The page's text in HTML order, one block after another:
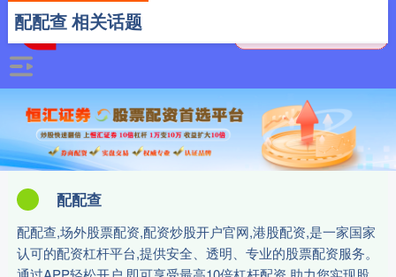
配配查
配配查,场外股票配资,配资炒股开户官网,港股配资,是一家国家
认可的配资杠杆平台,提供安全、透明、专业的股票配资服务。
配配查 相关话题